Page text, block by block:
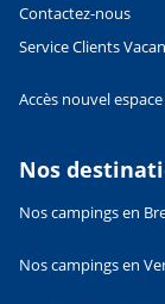
Contactez-nous
Service Clients
Accès nouvel
Nos
Nos campings en
Nos campings en